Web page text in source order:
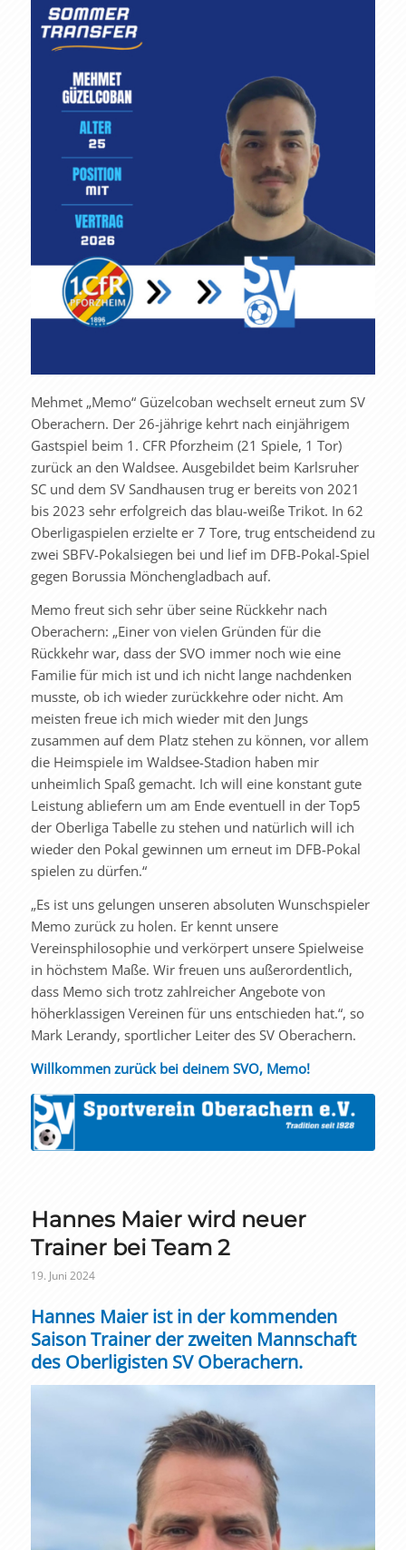
Mehmet „Memo“ Güzelcoban wechselt erneut zum SV
Oberachern. Der 26-jährige kehrt nach einjährigem
Gastspiel beim 1. CFR Pforzheim (21 Spiele, 1 Tor)
zurück an den Waldsee. Ausgebildet beim Karlsruher
SC und dem SV Sandhausen trug er bereits von 2021
bis 2023 sehr erfolgreich das blau-weiße Trikot. In 62
Oberligaspielen erzielte er 7 Tore, trug entscheidend zu
zwei SBFV-Pokalsiegen bei und lief im DFB-Pokal-Spiel
gegen Borussia Mönchengladbach auf.
Memo freut sich sehr über seine Rückkehr nach
Oberachern: „Einer von vielen Gründen für die
Rückkehr war, dass der SVO immer noch wie eine
Familie für mich ist und ich nicht lange nachdenken
musste, ob ich wieder zurückkehre oder nicht. Am
meisten freue ich mich wieder mit den Jungs
zusammen auf dem Platz stehen zu können, vor allem
die Heimspiele im Waldsee-Stadion haben mir
unheimlich Spaß gemacht. Ich will eine konstant gute
Leistung abliefern um am Ende eventuell in der Top5
der Oberliga Tabelle zu stehen und natürlich will ich
wieder den Pokal gewinnen um erneut im DFB-Pokal
spielen zu dürfen.“
„Es ist uns gelungen unseren absoluten Wunschspieler
Memo zurück zu holen. Er kennt unsere
Vereinsphilosophie und verkörpert unsere Spielweise
in höchstem Maße. Wir freuen uns außerordentlich,
dass Memo sich trotz zahlreicher Angebote von
höherklassigen Vereinen für uns entschieden hat.“, so
Mark Lerandy, sportlicher Leiter des SV Oberachern.
Willkommen zurück bei deinem SVO, Memo!
Hannes Maier wird neuer
Trainer bei Team 2
19. Juni 2024
Hannes Maier ist in der kommenden
Saison Trainer der zweiten Mannschaft
des Oberligisten SV Oberachern.